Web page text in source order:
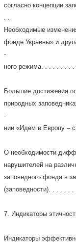
согласно концепции
. .
Необходимые
фонде Украины» и
-
ного режима. . . . . . . .
Большие достижения
природных
-
нии «Идем в Европу –
О необходимости
нарушителей на
заповедного фонда в
(заповедности). . . . .
7. Индикаторы
Индикаторы